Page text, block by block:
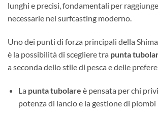
lunghi e precisi, fondamentali per
necessarie nel surfcasting moderno.
Uno dei punti di forza principali della
è la possibilità di scegliere tra punta
a seconda dello stile di pesca e delle
La punta tubolare è pensata per chi
potenza di lancio e la gestione di piombi